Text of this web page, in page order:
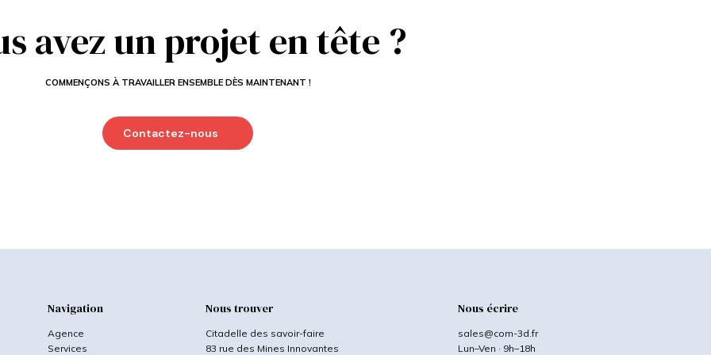
avez un projet en tête ?
COMMENÇONS À TRAVAILLER ENSEMBLE DÈS MAINTENANT !
Contactez-nous
Navigation
Agence
Services
Nous trouver
Citadelle des savoir-faire
83 rue des Mines Innovantes
Nous écrire
sales@com-3d.fr
Lun–Ven · 9h–18h